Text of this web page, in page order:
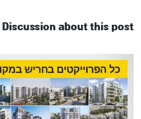
Discussion about this post